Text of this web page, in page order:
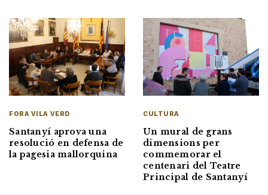
FORA VILA VERD
Santanyí aprova una
resolució en defensa de
la pagesia mallorquina
CULTURA
Un mural de grans
dimensions per
commemorar el
centenari del Teatre
Principal de Santanyí